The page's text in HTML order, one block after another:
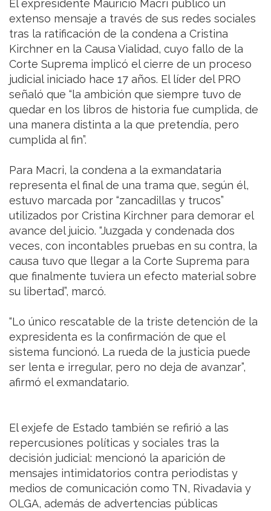
El expresidente Mauricio Macri publicó un
extenso mensaje a través de sus redes sociales
tras la ratificación de la condena a Cristina
Kirchner en la Causa Vialidad, cuyo fallo de la
Corte Suprema implicó el cierre de un proceso
judicial iniciado hace 17 años. El líder del PRO
señaló que “la ambición que siempre tuvo de
quedar en los libros de historia fue cumplida, de
una manera distinta a la que pretendía, pero
cumplida al fin”.
Para Macri, la condena a la exmandataria
representa el final de una trama que, según él,
estuvo marcada por “zancadillas y trucos”
utilizados por Cristina Kirchner para demorar el
avance del juicio. “Juzgada y condenada dos
veces, con incontables pruebas en su contra, la
causa tuvo que llegar a la Corte Suprema para
que finalmente tuviera un efecto material sobre
su libertad”, marcó.
“Lo único rescatable de la triste detención de la
expresidenta es la confirmación de que el
sistema funcionó. La rueda de la justicia puede
ser lenta e irregular, pero no deja de avanzar”,
afirmó el exmandatario.
El exjefe de Estado también se refirió a las
repercusiones políticas y sociales tras la
decisión judicial: mencionó la aparición de
mensajes intimidatorios contra periodistas y
medios de comunicación como TN, Rivadavia y
OLGA, además de advertencias públicas